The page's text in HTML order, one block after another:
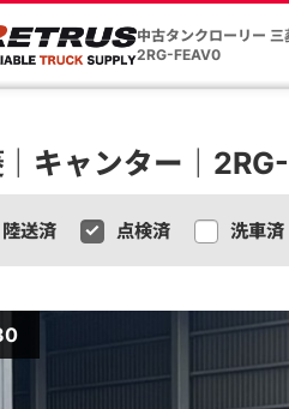
中古タンクローリー 三
2RG-FEAV0
キャンター｜
陸送済 点検済 洗車済